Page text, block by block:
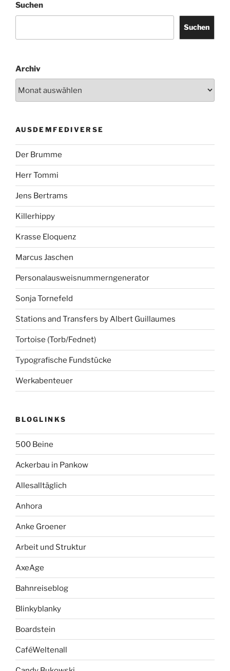
Suchen
Suchen
Archiv
AUSDEMFEDIVERSE
Der Brumme
Herr Tommi
Jens Bertrams
Killerhippy
Krasse Eloquenz
Marcus Jaschen
Personalausweisnummerngenerator
Sonja Tornefeld
Stations and Transfers by Albert Guillaumes
Tortoise (Torb/Fednet)
Typografische Fundstücke
Werkabenteuer
BLOGLINKS
500 Beine
Ackerbau in Pankow
Allesalltäglich
Anhora
Anke Groener
Arbeit und Struktur
AxeAge
Bahnreiseblog
Blinkyblanky
Boardstein
CaféWeltenall